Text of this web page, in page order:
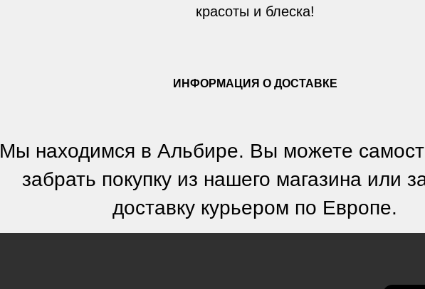
красоты и блеска!
ИНФОРМАЦИЯ О ДОСТАВКЕ
Мы находимся в Альбире. Вы можете
забрать покупку из нашего магазина или
доставку курьером по Европе.